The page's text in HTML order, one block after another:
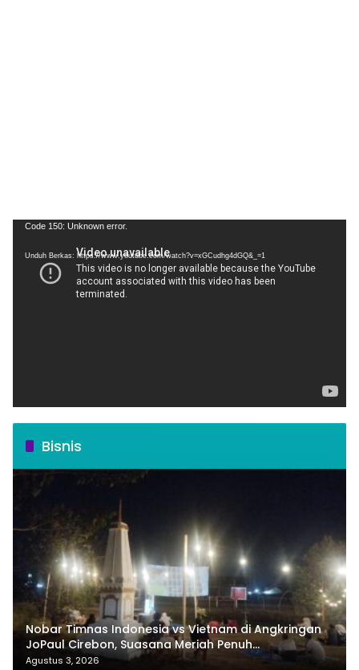
Pemutar
Code 150: Unknown error.
Unduh Berkas: https://www.youtube.com/watch?v=xGCudhg4dGQ&_=1
Bisnis
Nobar Timnas Indonesia vs Vietnam di Angkringan
JoPaul Cirebon, Suasana Meriah Penuh
Nasionalisme
Agustus 3, 2026